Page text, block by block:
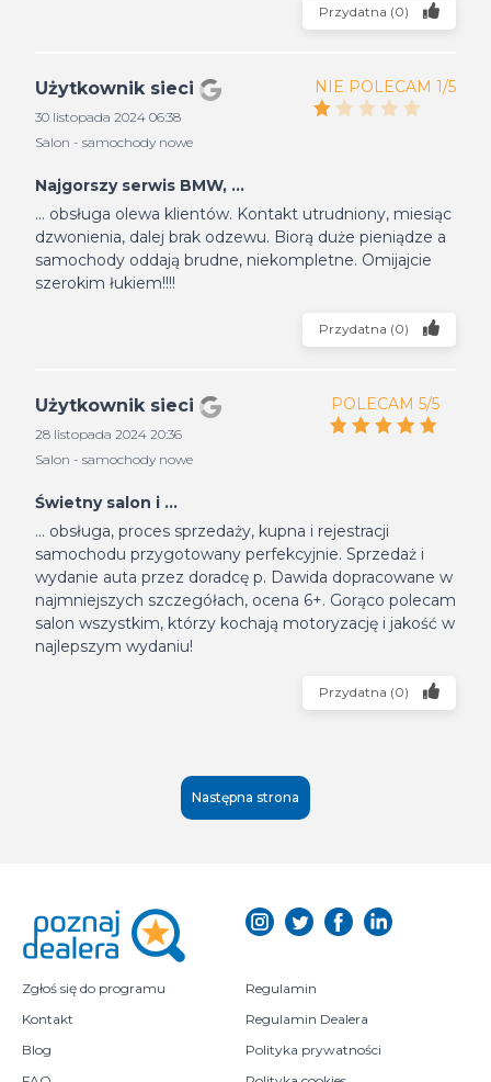
Przydatna (0)
Użytkownik sieci
30 listopada 2024 06:38
Salon - samochody nowe
NIE POLECAM 1/5
Najgorszy serwis BMW, ...
... obsługa olewa klientów. Kontakt utrudniony, miesiąc
dzwonienia, dalej brak odzewu. Biorą duże pieniądze a
samochody oddają brudne, niekompletne. Omijajcie
szerokim łukiem!!!!
Przydatna (0)
Użytkownik sieci
28 listopada 2024 20:36
Salon - samochody nowe
POLECAM 5/5
Świetny salon i ...
... obsługa, proces sprzedaży, kupna i rejestracji
samochodu przygotowany perfekcyjnie. Sprzedaż i
wydanie auta przez doradcę p. Dawida dopracowane w
najmniejszych szczegółach, ocena 6+. Gorąco polecam
salon wszystkim, którzy kochają motoryzację i jakość w
najlepszym wydaniu!
Przydatna (0)
Następna strona
Zgłoś się do programu
Kontakt
Blog
Regulamin
Regulamin Dealera
Polityka prywatności